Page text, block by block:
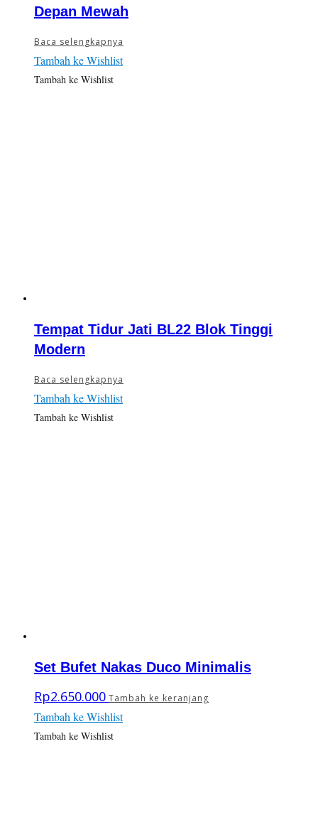
Depan Mewah
Baca selengkapnya
Tambah ke Wishlist
Tambah ke Wishlist
Tempat Tidur Jati BL22 Blok Tinggi
Modern
Baca selengkapnya
Tambah ke Wishlist
Tambah ke Wishlist
Set Bufet Nakas Duco Minimalis
Rp2.650.000 Tambah ke keranjang
Tambah ke Wishlist
Tambah ke Wishlist